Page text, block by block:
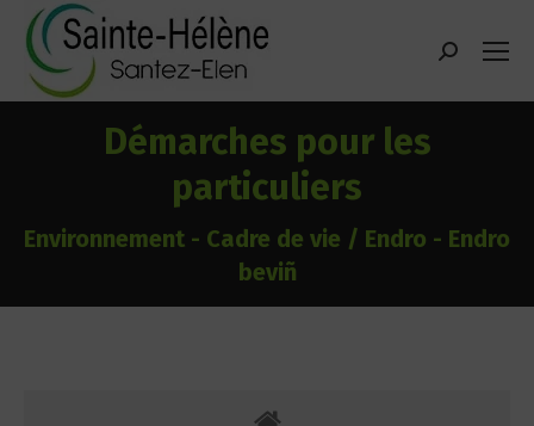
principal
Recherche
Démarches pour les
particuliers
Environnement - Cadre de vie / Endro - Endro
beviñ